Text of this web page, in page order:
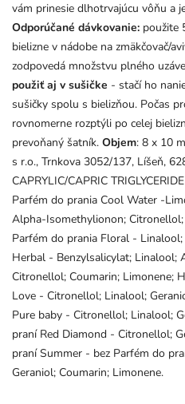
vám prinesie dlhotrvajúcu vôňu a
Odporúčané dávkovanie: použite
bielizne v nádobe na zmäkčovač/
zodpovedá množstvu plného
použiť aj v sušičke - stačí ho
sušičky spolu s bielizňou. Počas
rovnomerne rozptýli po celej
prevoňaný šatník. Objem: 8 x 10
s r.o., Trnkova 3052/137, Líšeň,
CAPRYLIC/CAPRIC
Parfém do prania Cool Water -
Alpha-Isomethylionon;
Parfém do prania Floral -
Herbal - Benzylsalicylat; Linalool;
Citronellol; Coumarin; Limonene;
Love - Citronellol; Linalool;
Pure baby - Citronellol; Linalool;
praní Red Diamond - Citronellol;
praní Summer - bez Parfém do
Geraniol; Coumarin; Limonene.